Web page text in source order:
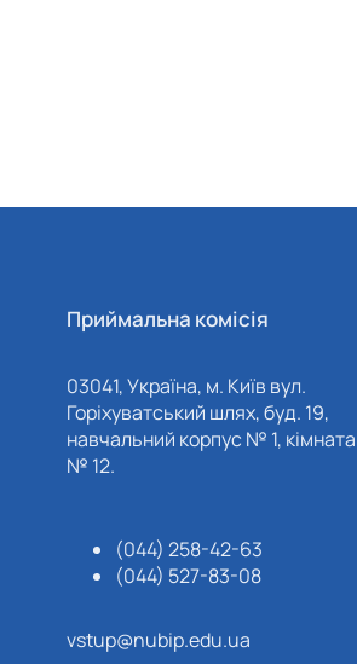
Приймальна комісія
03041, Україна, м. Київ вул.
Горіхуватський шлях, буд. 19,
навчальний корпус № 1, кімната
№ 12.
(044) 258-42-63
(044) 527-83-08
vstup@nubip.edu.ua